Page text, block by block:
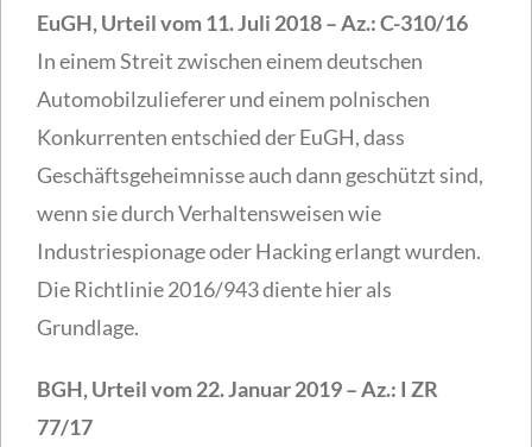
EuGH, Urteil vom 11. Juli 2018 – Az.: C-310/16
In einem Streit zwischen einem deutschen
Automobilzulieferer und einem polnischen
Konkurrenten entschied der EuGH, dass
Geschäftsgeheimnisse auch dann geschützt sind,
wenn sie durch Verhaltensweisen wie
Industriespionage oder Hacking erlangt wurden.
Die Richtlinie 2016/943 diente hier als
Grundlage.
BGH, Urteil vom 22. Januar 2019 – Az.: I ZR
77/17